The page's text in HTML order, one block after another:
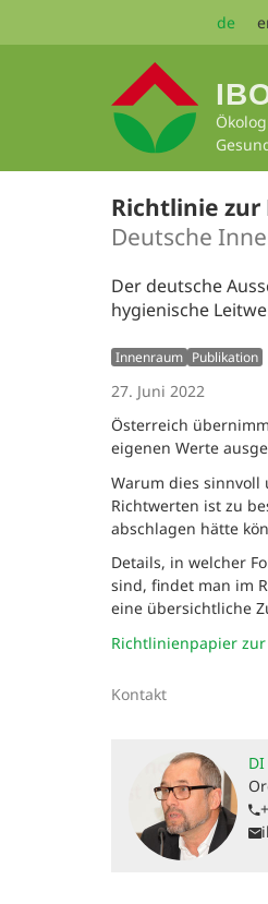
de
Richtlinie
Deutsche
Der deutsche
hygienische
Innenraum Publikation
27. Juni 2022
Österreich
eigenen Werte
Warum dies sinnvoll
Richtwerten ist zu
abschlagen hätte
Details, in welcher
sind, findet man im
eine übersichtliche
Richtlinienpapier
Kontakt
DI